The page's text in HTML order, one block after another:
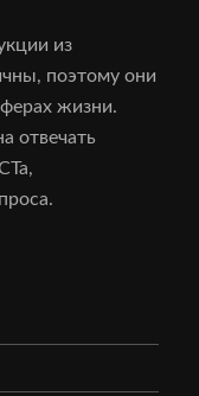
из
поэтому они
жизни.
отвечать